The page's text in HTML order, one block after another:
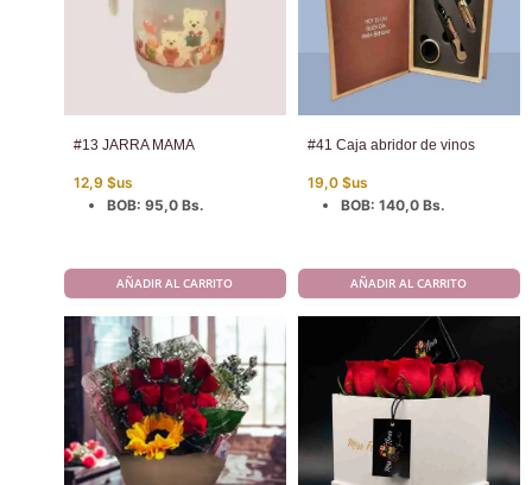
#13 JARRA MAMA
12,9 $us
BOB: 95,0 Bs.
AÑADIR AL CARRITO
#41 Caja abridor de vinos
19,0 $us
BOB: 140,0 Bs.
AÑADIR AL CARRITO